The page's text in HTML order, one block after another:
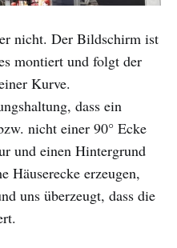
nicht. Der Bildschirm ist
montiert und folgt der
Kurve.
dass ein
nicht einer 90° Ecke
und einen Hintergrund
Häuserecke erzeugen,
uns überzeugt, dass die